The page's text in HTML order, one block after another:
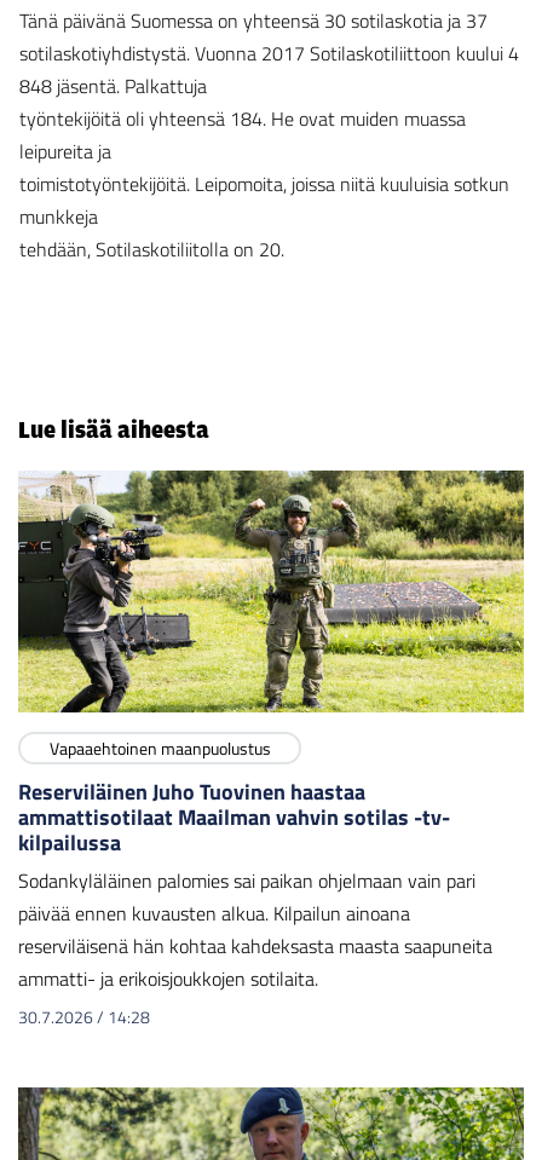
Tänä päivänä Suomessa on yhteensä 30 sotilaskotia ja 37
sotilaskotiyhdistystä. Vuonna 2017 Sotilaskotiliittoon kuului 4
848 jäsentä. Palkattuja
työntekijöitä oli yhteensä 184. He ovat muiden muassa
leipureita ja
toimistotyöntekijöitä. Leipomoita, joissa niitä kuuluisia sotkun
munkkeja
tehdään, Sotilaskotiliitolla on 20.
Lue lisää aiheesta
Vapaaehtoinen maanpuolustus
Reserviläinen Juho Tuovinen haastaa
ammattisotilaat Maailman vahvin sotilas -tv-
kilpailussa
Sodankyläläinen palomies sai paikan ohjelmaan vain pari
päivää ennen kuvausten alkua. Kilpailun ainoana
reserviläisenä hän kohtaa kahdeksasta maasta saapuneita
ammatti- ja erikoisjoukkojen sotilaita.
30.7.2026/ 14:28